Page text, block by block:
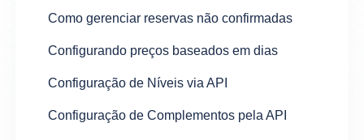
Como gerenciar reservas não confirmadas
Configurando preços baseados em dias
Configuração de Níveis via API
Configuração de Complementos pela API